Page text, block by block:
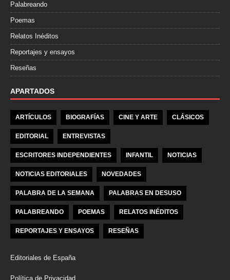
Palabreando
Poemas
Relatos Inéditos
Reportajes y ensayos
Reseñas
APARTADOS
ARTÍCULOS BIOGRAFÍAS CINE Y ARTE CLÁSICOS
EDITORIAL ENTREVISTAS
ESCRITORES INDEPENDIENTES INFANTIL NOTICIAS
NOTICIAS EDITORIALES NOVEDADES
PALABRA DE LA SEMANA PALABRAS EN DESUSO
PALABREANDO POEMAS RELATOS INÉDITOS
REPORTAJES Y ENSAYOS RESEÑAS
Editoriales de España
Política de Privacidad